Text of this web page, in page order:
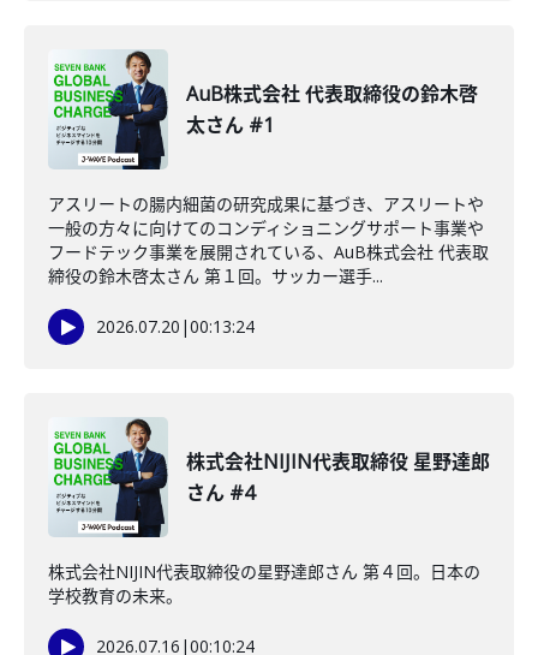
AuB株式会社 代表取締役の鈴木啓
太さん #1
アスリートの腸内細菌の研究成果に基づき、アスリートや
一般の方々に向けてのコンディショニングサポート事業や
フードテック事業を展開されている、AuB株式会社 代表取
締役の鈴木啓太さん 第１回。サッカー選手...
2026.07.20 |00:13:24
株式会社NIJIN代表取締役 星野達郎
さん #4
株式会社NIJIN代表取締役の星野達郎さん 第４回。日本の
学校教育の未来。
2026.07.16 |00:10:24